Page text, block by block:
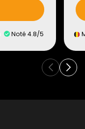
Noté 4.8/5